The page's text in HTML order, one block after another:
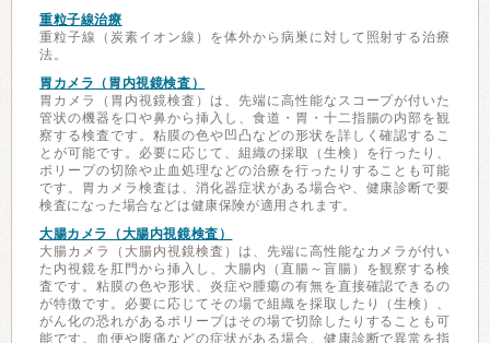
重粒子線治療
重粒子線（炭素イオン線）を体外から病巣に対して照射する治療
法。
胃カメラ（胃内視鏡検査）
胃カメラ（胃内視鏡検査）は、先端に高性能なスコープが付いた
管状の機器を口や鼻から挿入し、食道・胃・十二指腸の内部を観
察する検査です。粘膜の色や凹凸などの形状を詳しく確認するこ
とが可能です。必要に応じて、組織の採取（生検）を行ったり、
ポリープの切除や止血処理などの治療を行ったりすることも可能
です。胃カメラ検査は、消化器症状がある場合や、健康診断で要
検査になった場合などは健康保険が適用されます。
大腸カメラ（大腸内視鏡検査）
大腸カメラ（大腸内視鏡検査）は、先端に高性能なカメラが付い
た内視鏡を肛門から挿入し、大腸内（直腸～盲腸）を観察する検
査です。粘膜の色や形状、炎症や腫瘍の有無を直接確認できるの
が特徴です。必要に応じてその場で組織を採取したり（生検）、
がん化の恐れがあるポリープはその場で切除したりすることも可
能です。血便や腹痛などの症状がある場合、健康診断で異常を指